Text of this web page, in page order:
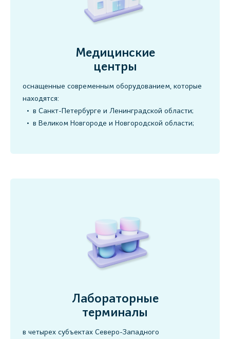
Медицинские
центры
оснащенные современным оборудованием, которые
находятся:
в Санкт-Петербурге и Ленинградской области;
в Великом Новгороде и Новгородской области;
Лабораторные
терминалы
в четырех субъектах Северо-Западного